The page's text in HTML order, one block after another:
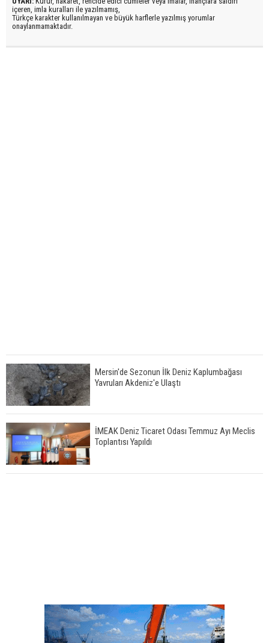
içeren, imla kuralları ile yazılmamış,
Türkçe karakter kullanılmayan ve büyük harflerle yazılmış yorumlar
onaylanmamaktadır.
Mersin'de Sezonun İlk Deniz Kaplumbağası
Yavruları Akdeniz'e Ulaştı
İMEAK Deniz Ticaret Odası Temmuz Ayı Meclis
Toplantısı Yapıldı